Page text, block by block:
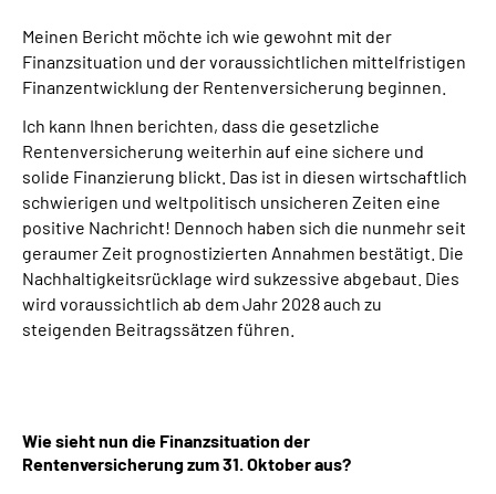
Meinen Bericht möchte ich wie gewohnt mit der
Finanzsituation und der voraussichtlichen mittelfristigen
Finanzentwicklung der Rentenversicherung beginnen.
Ich kann Ihnen berichten, dass die gesetzliche
Rentenversicherung weiterhin auf eine sichere und
solide Finanzierung blickt. Das ist in diesen wirtschaftlich
schwierigen und weltpolitisch unsicheren Zeiten eine
positive Nachricht! Dennoch haben sich die nunmehr seit
geraumer Zeit prognostizierten Annahmen bestätigt. Die
Nachhaltigkeitsrücklage wird sukzessive abgebaut. Dies
wird voraussichtlich ab dem Jahr 2028 auch zu
steigenden Beitragssätzen führen.
Wie sieht nun die Finanzsituation der
Rentenversicherung zum 31. Oktober aus?